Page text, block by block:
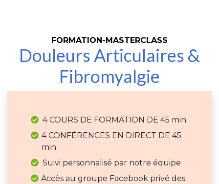
FORMATION-MASTERCLASS
Douleurs Articulaires &
Fibromyalgie
4 COURS DE FORMATION DE 45 min
4 CONFÉRENCES EN DIRECT DE 45
min
Suivi personnalisé par notre équipe
Accès au groupe Facebook privé des